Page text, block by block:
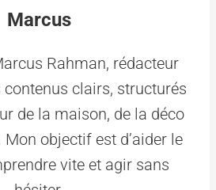
Marcus
Rahman, rédacteur
contenus clairs, structurés
de la maison, de la déco
objectif est d’aider le
vite et agir sans